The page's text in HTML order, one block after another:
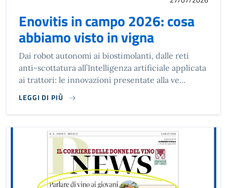
Enovitis in campo 2026: cosa
abbiamo visto in vigna
Dai robot autonomi ai biostimolanti, dalle reti
anti-scottatura all’Intelligenza artificiale applicata
ai trattori: le innovazioni presentate alla ve...
LEGGI DI PIÙ